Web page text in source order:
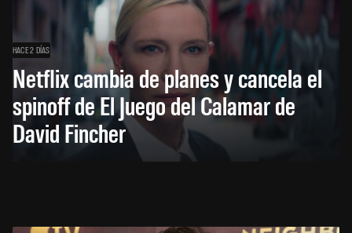
HACE 2 DÍAS
Netflix cambia de planes y cancela el
spinoff de El Juego del Calamar de
David Fincher